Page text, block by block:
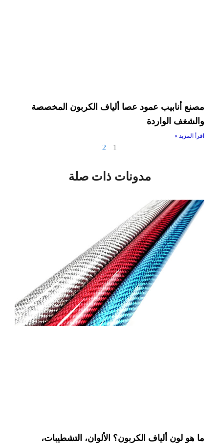
مصنع أنابيب عمود عصا ألياف الكربون المخصصة
والشغف الواردة
اقرأ المزيد »
1
2
مدونات ذات صلة
ما هو لون ألياف الكربون؟ الألوان، التشطيبات،